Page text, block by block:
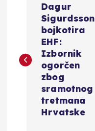
i
Dagur
Sigurdsson
bojkotira
EHF:
Izbornik
ogorčen
zbog
sramotnog
tretmana
Hrvatske